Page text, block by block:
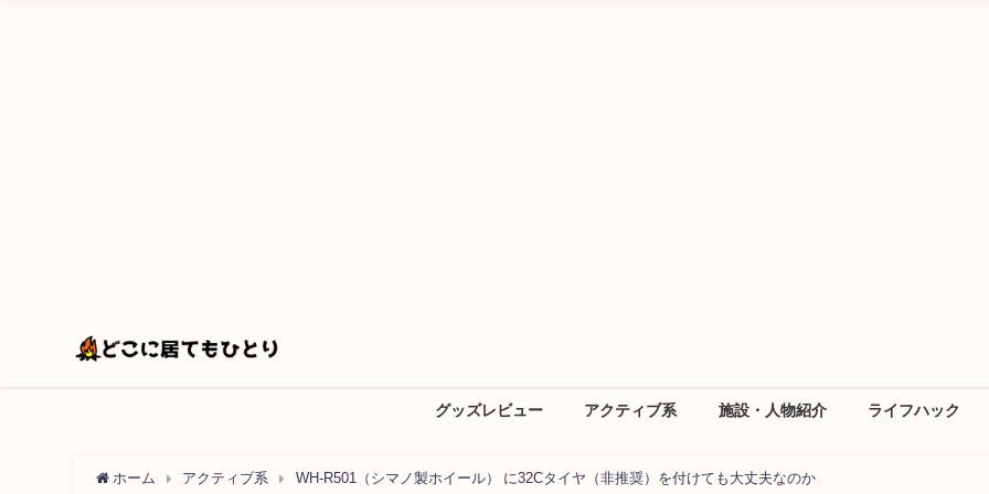
グッズレビュー アクティブ系 施設・人物紹介 ライフハック
ホーム アクティブ系 WH-R501（シマノ製ホイール） に32Cタイヤ（非推奨）を付けても大丈夫なのか